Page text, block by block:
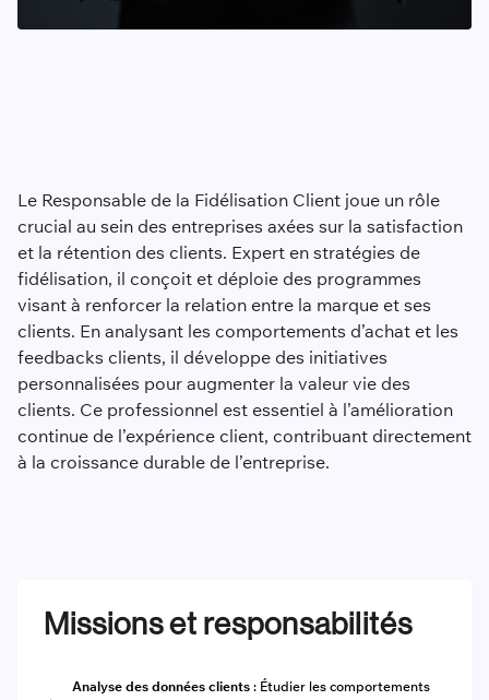
Le Responsable de la Fidélisation Client joue un rôle
crucial au sein des entreprises axées sur la satisfaction
et la rétention des clients. Expert en stratégies de
fidélisation, il conçoit et déploie des programmes
visant à renforcer la relation entre la marque et ses
clients. En analysant les comportements d’achat et les
feedbacks clients, il développe des initiatives
personnalisées pour augmenter la valeur vie des
clients. Ce professionnel est essentiel à l’amélioration
continue de l’expérience client, contribuant directement
à la croissance durable de l’entreprise.
Missions et responsabilités
Analyse des données clients : Étudier les comportements